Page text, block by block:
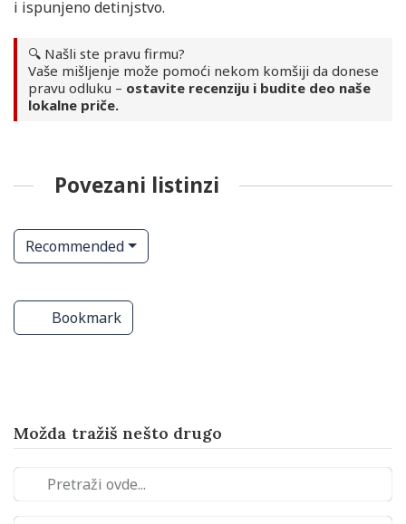
i ispunjeno detinjstvo.
🔍 Našli ste pravu firmu?
Vaše mišljenje može pomoći nekom komšiji da donese
pravu odluku – ostavite recenziju i budite deo naše
lokalne priče.
Povezani listinzi
Recommended
Bookmark
Možda tražiš nešto drugo